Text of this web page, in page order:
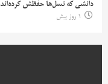
دانشی که نسل‌ها حفظش کرده‌اند
1 روز پیش